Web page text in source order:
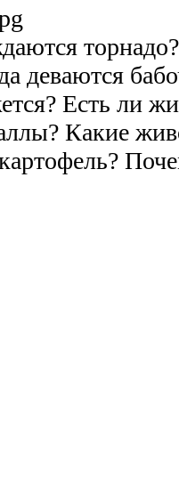
деваются
Есть ли
Какие